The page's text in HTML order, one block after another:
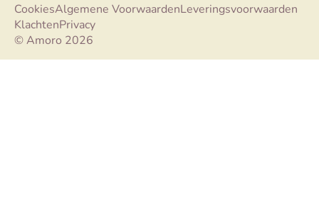
© Amoro 2026
CookiesAlgemene VoorwaardenLeveringsvoorwaarden
KlachtenPrivacy